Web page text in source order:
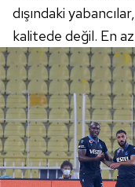
dışındaki
kalitede değil. En